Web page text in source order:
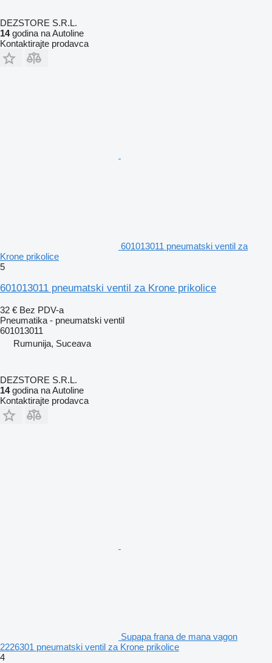
DEZSTORE S.R.L.
14godina na Autoline
Kontaktirajte prodavca
601013011 pneumatski ventil za
Krone prikolice
5
601013011 pneumatski ventil za Krone prikolice
32 € Bez PDV-a
Pneumatika - pneumatski ventil
601013011
Rumunija, Suceava
DEZSTORE S.R.L.
14godina na Autoline
Kontaktirajte prodavca
Supapa frana de mana vagon
2226301 pneumatski ventil za Krone prikolice
4